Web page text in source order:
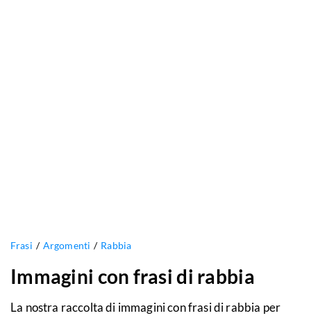
Frasi Argomenti Rabbia
Immagini con frasi di rabbia
La nostra raccolta di immagini con frasi di rabbia per